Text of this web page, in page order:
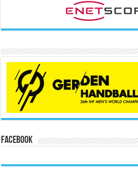
Facebook